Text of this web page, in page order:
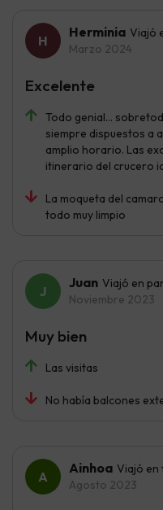
Herminia Viajó
Marzo 2024
Todo genial...
siempre dispuestos a
amplio horario. Las
itinerario del crucero
La moqueta del
todo muy limpio
Excelente
Juan Viajó en
Noviembre 2023
Las visitas
No había balcones
Muy bien
Ainhoa Viajó en
Agosto 2023